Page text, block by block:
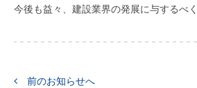
今後も益々、建設業界の発展に与するべ
 前のお知らせへ